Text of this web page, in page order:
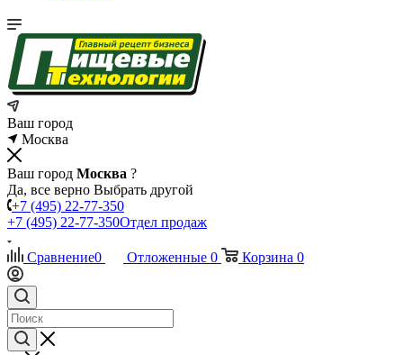
Ваш город
Москва
Ваш город Москва ?
Да, все верно Выбрать другой
+7 (495) 22-77-350
+7 (495) 22-77-350Отдел продаж
Сравнение0 Отложенные 0 Корзина 0